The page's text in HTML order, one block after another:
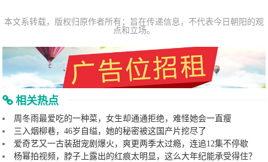
本文系转载，版权归原作者所有；旨在传递信息，不代表今日朝阳的观
点和立场。
相关热点
周冬雨最爱吃的一种菜，女生却通通拒绝，难怪她会一直瘦
三入烟柳巷，46岁自缢，她的秘密被这国产片挖尽了
爱奇艺又一古装甜宠剧爆火，爽更两季太过瘾，连追12集不停歇
杨幂拍视频，脖子上露出的红痕太明显，这么大年纪能承受得住？